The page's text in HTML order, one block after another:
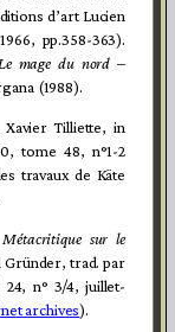
d’art Lucien
pp.358-363).
mage du nord –
(1988).
Xavier Tilliette, in
tome 48, n°1-2
travaux de Käte
Métacritique sur le
Gründer, trad. par
24, n° 3/4, juillet-
archives).